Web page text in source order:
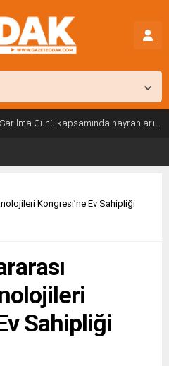
Tuğba Ünal, Dünya Sarılma Günü kapsamında hayranlarıyla buluştu
Kongresi’ne Ev Sahipliği
Sahipliği